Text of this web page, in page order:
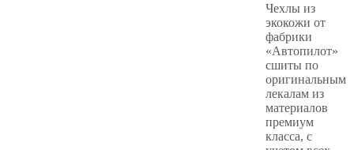
Чехлы из
экокожи от
фабрики
«Автопилот»
сшиты по
оригинальным
лекалам из
материалов
премиум
класса, с